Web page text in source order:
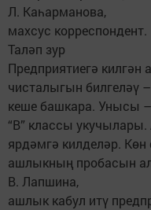
Л. Каһарманова,
махсус корреспондент.
Таләп зур
Предприятиегә
чисталыгын билгеләү
кеше башкара. Унысы
“В” классы
ярдәмгә килделәр.
ашлыкның пробасын
В. Лапшина,
ашлык кабул итү